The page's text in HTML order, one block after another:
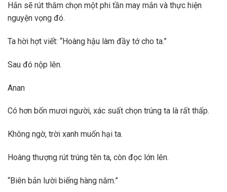
Hắn sẽ rút thăm chọn một phi tần may mắn và thực hiện
nguyện vọng đó.
Ta hời hợt viết: “Hoàng hậu làm đầy tớ cho ta.”
Sau đó nộp lên.
Anan
Có hơn bốn mươi người, xác suất chọn trúng ta là rất thấp.
Không ngờ, trời xanh muốn hại ta.
Hoàng thượng rút trúng tên ta, còn đọc lớn lên.
“Biên bản lười biếng hàng năm.”